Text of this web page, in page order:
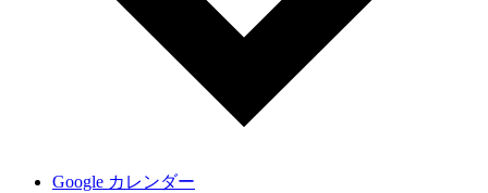
Google カレンダー